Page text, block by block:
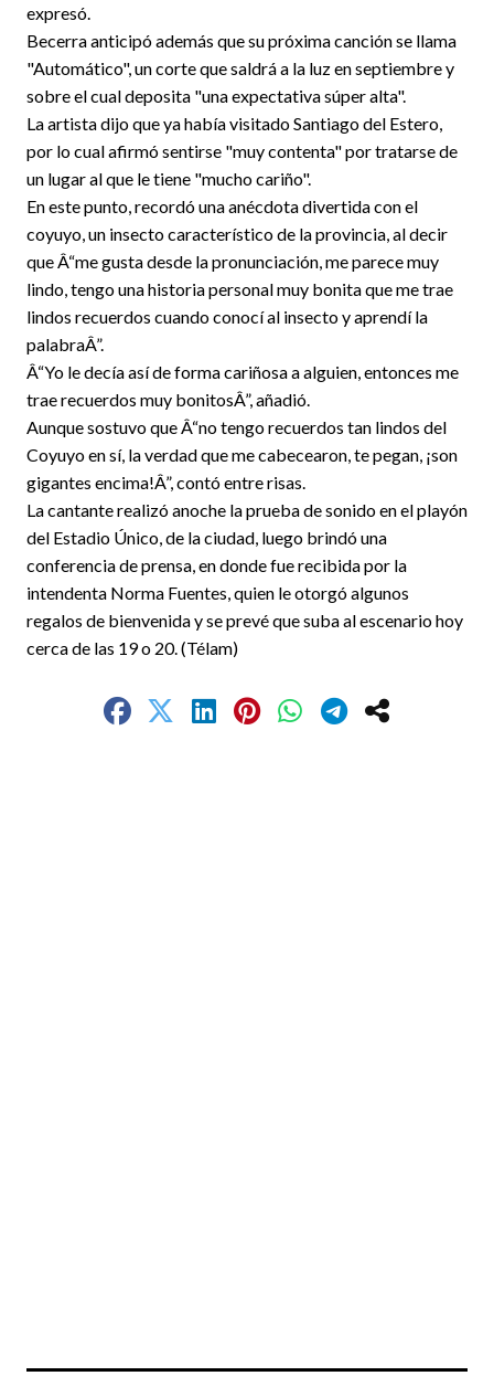
expresó.
Becerra anticipó además que su próxima canción se llama
"Automático", un corte que saldrá a la luz en septiembre y
sobre el cual deposita "una expectativa súper alta".
La artista dijo que ya había visitado Santiago del Estero,
por lo cual afirmó sentirse "muy contenta" por tratarse de
un lugar al que le tiene "mucho cariño".
En este punto, recordó una anécdota divertida con el
coyuyo, un insecto característico de la provincia, al decir
que Â“me gusta desde la pronunciación, me parece muy
lindo, tengo una historia personal muy bonita que me trae
lindos recuerdos cuando conocí al insecto y aprendí la
palabraÂ”.
Â“Yo le decía así de forma cariñosa a alguien, entonces me
trae recuerdos muy bonitosÂ”, añadió.
Aunque sostuvo que Â“no tengo recuerdos tan lindos del
Coyuyo en sí, la verdad que me cabecearon, te pegan, ¡son
gigantes encima!Â”, contó entre risas.
La cantante realizó anoche la prueba de sonido en el playón
del Estadio Único, de la ciudad, luego brindó una
conferencia de prensa, en donde fue recibida por la
intendenta Norma Fuentes, quien le otorgó algunos
regalos de bienvenida y se prevé que suba al escenario hoy
cerca de las 19 o 20. (Télam)